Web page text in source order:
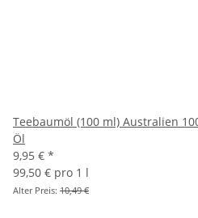
Teebaumöl (100 ml) Australien
Öl
9,95 € *
99,50 € pro 1 l
Alter Preis: 10,49 €